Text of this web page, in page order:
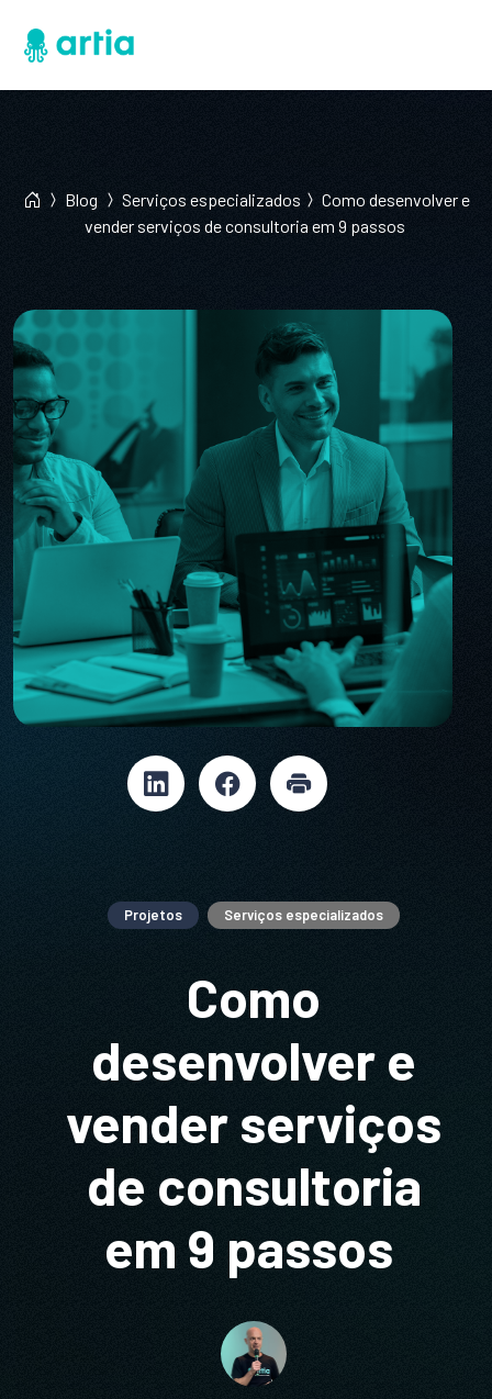
Blog Serviços especializados
Como desenvolver e
vender serviços de consultoria em 9 passos
Projetos Serviços especializados
Como
desenvolver e
vender serviços
de consultoria
em 9 passos